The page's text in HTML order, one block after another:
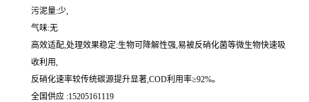
污泥量:少,
气味:无
高效适配,处理效果稳定:生物可降解性强,易被反硝化菌等微生物快速吸
收利用,
反硝化速率较传统碳源提升显著,COD利用率≥92%。
全国供应 :15205161119